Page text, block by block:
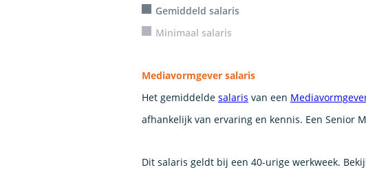
Gemiddeld salaris
Minimaal salaris
Mediavormgever salaris
Het gemiddelde salaris van een
afhankelijk van ervaring en kennis. Een Senior
Dit salaris geldt bij een 40-urige werkweek.